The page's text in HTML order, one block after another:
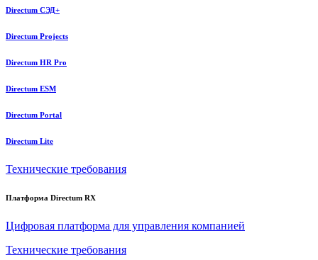
Directum СЭД+
Directum Projects
Directum HR Pro
Directum ESM
Directum Portal
Directum Lite
Технические требования
Платформа Directum RX
Цифровая платформа для управления компанией
Технические требования